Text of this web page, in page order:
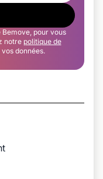
pour vous
notre politique de
données.